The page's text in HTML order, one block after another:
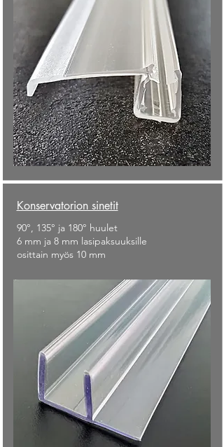
Konservatorion sinetit
90°, 135° ja 180° huulet
6 mm ja 8 mm lasipaksuuksille
osittain myös 10 mm